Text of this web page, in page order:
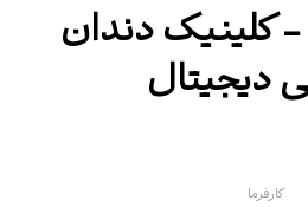
- کلینیک دندان
دیجیتال
کارفرما